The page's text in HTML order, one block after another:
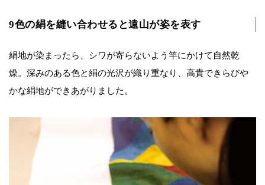
9色の絹を縫い合わせると遠山が姿を表す
絹地が染まったら、シワが寄らないよう竿にかけて自然乾
燥。深みのある色と絹の光沢が織り重なり、高貴できらびや
かな絹地ができあがりました。